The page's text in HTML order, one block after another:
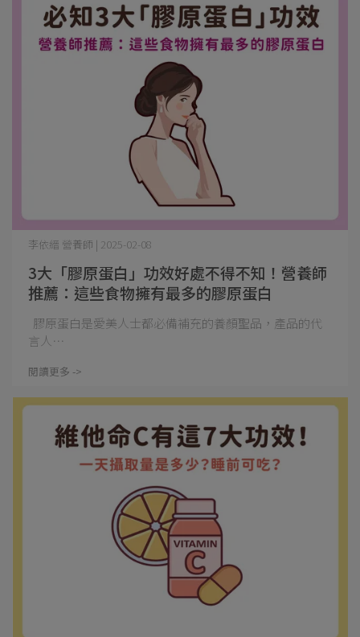
3大「膠原蛋白」功效好處不得不知！營養師
推薦：這些食物擁有最多的膠原蛋白
李依縉 營養師 | 2025-02-08
膠原蛋白是愛美人士都必備補充的養顏聖品，產品的代
言人⋯
閱讀更多 ->